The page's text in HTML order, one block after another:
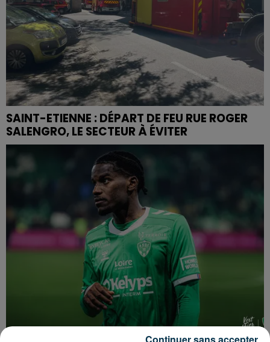
SAINT-ETIENNE : DÉPART DE FEU RUE ROGER
SALENGRO, LE SECTEUR À ÉVITER
Continuer sans accepter